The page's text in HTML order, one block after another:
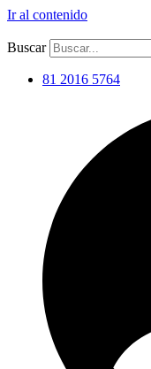
Ir al contenido
Buscar
81 2016 5764